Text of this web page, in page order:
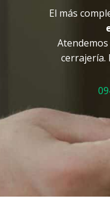
El más
cerrajería.